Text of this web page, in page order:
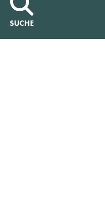
SUCHE